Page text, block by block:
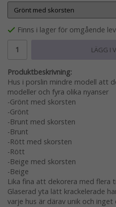
Finns i lager för omgående
LÄGG I
Produktbeskrivning:
Hus i porslin mindre modell att
modeller och fyra olika nyanser
-Grönt med skorsten
-Grönt
-Brunt med skorsten
-Brunt
-Rött med skorsten
-Rött
-Beige med skorsten
-Beige
Lika fina att dekorera med flera
Glaserad yta lätt krackelerade
varje hus är därav unik och